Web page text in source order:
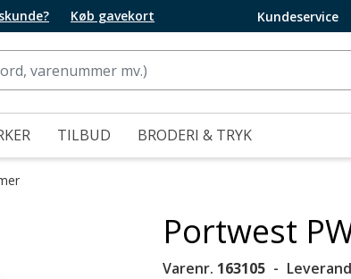
Køb gavekort Kundeservice
TILBUD BRODERI & TRYK
Portwest
Varenr. 163105